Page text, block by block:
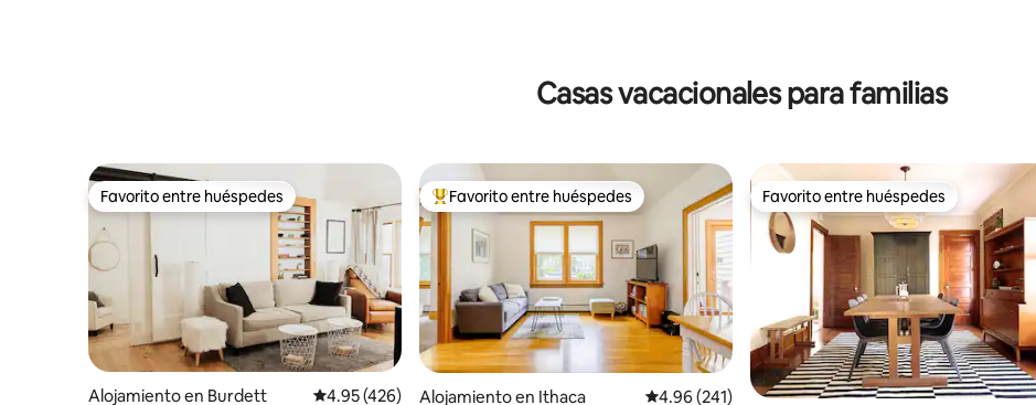
Casas vacacionales para familias
Favorito entre huéspedes
Favorito entre huéspedes
Alojamiento en Burdett Calificación promedio: 4.95 de 5, 426 reseñas
4.95 (426)
Favorito entre huéspedes preferido
Favorito entre huéspedes
Alojamiento en Ithaca Calificación promedio: 4.96 de 5, 241 reseñas
4.96 (241)
Favorito entre huéspedes
Favorito entre huéspedes